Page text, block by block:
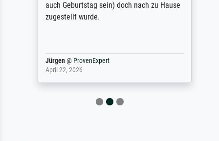
auch Geburtstag sein) doch nach zu Hause
zugestellt wurde.
Jürgen@ProvenExpert
April 22, 2026